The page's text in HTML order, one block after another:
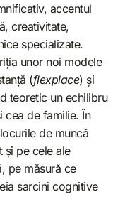
accentul
creativitate,
specializate.
unor noi modele
(flexplace) și
teoretic un echilibru
cea de familie. În
de muncă
și pe cele ale
pe măsură ce
sarcini cognitive